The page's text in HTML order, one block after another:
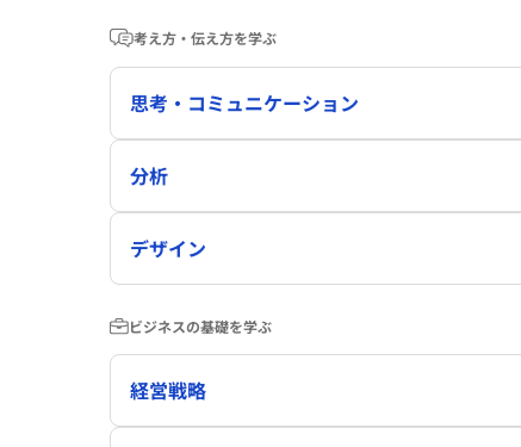
考え方・伝え方を学ぶ
思考・コミュニケーション
分析
デザイン
ビジネスの基礎を学ぶ
経営戦略